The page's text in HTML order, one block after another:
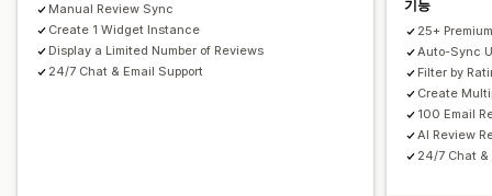
Manual Review Sync
Create 1 Widget Instance
Display a Limited Number of Reviews
24/7 Chat & Email Support
기능
25+
Auto-Sync
Filter by
Create
100 Email
AI Review
24/7 Chat &